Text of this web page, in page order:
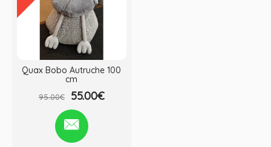
Quax Bobo Autruche 100
cm
95.00€ 55.00€